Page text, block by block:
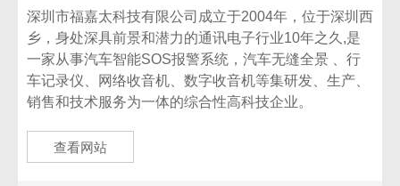
深圳市福嘉太科技有限公司成立于2004年，位于深圳西
乡，身处深具前景和潜力的通讯电子行业10年之久,是
一家从事汽车智能SOS报警系统，汽车无缝全景 、行
车记录仪、网络收音机、数字收音机等集研发、生产、
销售和技术服务为一体的综合性高科技企业。
查看网站